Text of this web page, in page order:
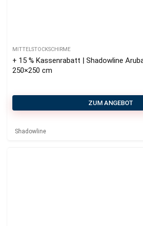
MITTELSTOCKSCHIRME
+ 15 % Kassenrabatt | Shadowline
250×250 cm
ZUM ANGEBOT
Shadowline